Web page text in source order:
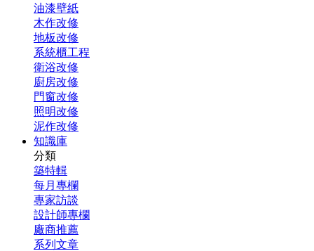
油漆壁紙
木作改修
地板改修
系統櫃工程
衛浴改修
廚房改修
門窗改修
照明改修
泥作改修
知識庫
分類
築特輯
每月專欄
專家訪談
設計師專欄
廠商推薦
系列文章